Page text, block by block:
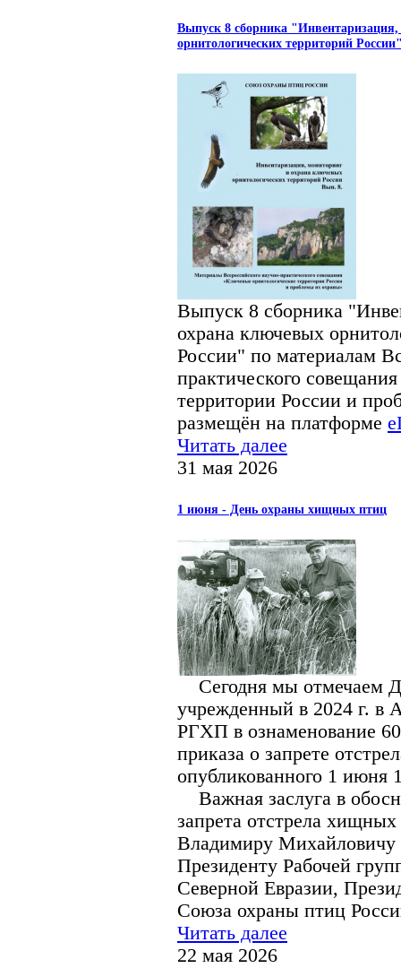
Выпуск 8 сборника
орнитологических территорий
Выпуск 8 сборника
охрана ключевых
России" по материалам
практического
территории России и
размещён на платформе
Читать далее
31 мая 2026
1 июня - День охраны хищных птиц
Сегодня мы отмечаем
учрежденный в 2024 г. в
РГХП в ознаменование
приказа о запрете
опубликованного 1 июня
Важная заслуга в
запрета отстрела
Владимиру
Президенту Рабочей
Северной Евразии,
Союза охраны птиц
Читать далее
22 мая 2026